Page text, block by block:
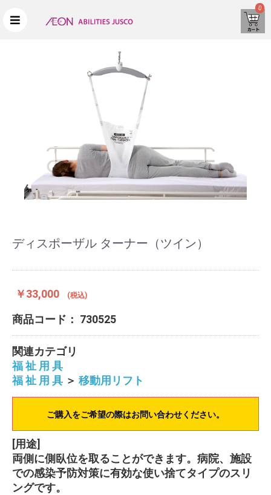
0
ディスポーザル ターナー（ツイン）
￥33,000 (税込)
商品コード： 730525
関連カテゴリ
福 祉 用 具
福 祉 用 具 ＞ 移動用リフト
ご購入をご希望の際はお問い合わせください。
[用途]
両側に側臥位を取ることができます。病院、施設
での感染予防対策に有効な使い捨てタイプのスリ
ングです。